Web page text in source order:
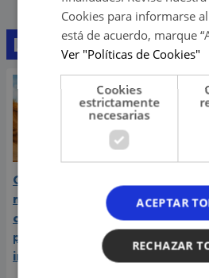
Lo último
Carín León atraviesa el
mejor momento de su
carrera y llega a Lima en
plena consagración
internacional
la
Cookies para informarse
está de acuerdo, marque
Ver "Políticas de Cookies"
Cookies
estrictamente
necesarias
ACEPTAR
RECHAZAR